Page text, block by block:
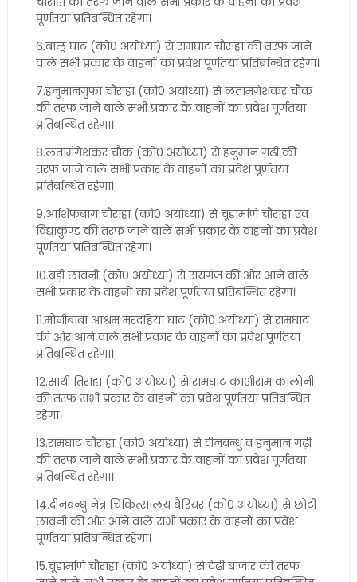
पूर्णतया प्रतिबन्धित रहेगा।
6.बालू घाट (को0 अयोध्या) से रामघाट चौराहा की तरफ जाने
वाले सभी प्रकार के वाहनों का प्रवेश पूर्णतया प्रतिबन्धित रहेगा।
7.हनुमानगुफा चौराहा (को0 अयोध्या) से लतामंगेशकर चौक
की तरफ जाने वाले सभी प्रकार के वाहनों का प्रवेश पूर्णतया
प्रतिबन्धित रहेगा।
8.लतामंगेशकर चौक (को0 अयोध्या) से हनुमान गढ़ी की
तरफ जाने वाले सभी प्रकार के वाहनों का प्रवेश पूर्णतया
प्रतिबन्धित रहेगा।
9.आशिफबाग चौराहा (को0 अयोध्या) से चूड़ामणि चौराहा एवं
विद्याकुण्ड की तरफ जाने वाले सभी प्रकार के वाहनों का प्रवेश
पूर्णतया प्रतिबन्धित रहेगा।
10.बड़ी छावनी (को0 अयोध्या) से रायगंज की ओर आने वाले
सभी प्रकार के वाहनों का प्रवेश पूर्णतया प्रतिबन्धित रहेगा।
11.मौनीबाबा आश्रम मरदहिया घाट (को0 अयोध्या) से रामघाट
की ओर आने वाले सभी प्रकार के वाहनों का प्रवेश पूर्णतया
प्रतिबन्धित रहेगा।
12.साथी तिराहा (को0 अयोध्या) से रामघाट काशीराम कालोनी
की तरफ सभी प्रकार के वाहनों का प्रवेश पूर्णतया प्रतिबन्धित
रहेगा।
13.रामघाट चौराहा (को0 अयोध्या) से दीनबन्धु व हनुमान गढ़ी
की तरफ जाने वाले सभी प्रकार के वाहनों का प्रवेश पूर्णतया
प्रतिबन्धित रहेगा।
14.दीनबन्धु नेत्र चिकित्सालय बैरियर (को0 अयोध्या) से छोटी
छावनी की ओर आने वाले सभी प्रकार के वाहनों का प्रवेश
पूर्णतया प्रतिबन्धित रहेगा।
15.चूडामणि चौराहा (को0 अयोध्या) से टेढी बाजार की तरफ